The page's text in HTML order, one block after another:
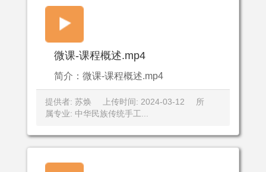
微课-课程概述.mp4
简介：微课-课程概述.mp4
提供者: 苏焕 上传时间: 2024-03-12
所
属专业: 中华民族传统手工...